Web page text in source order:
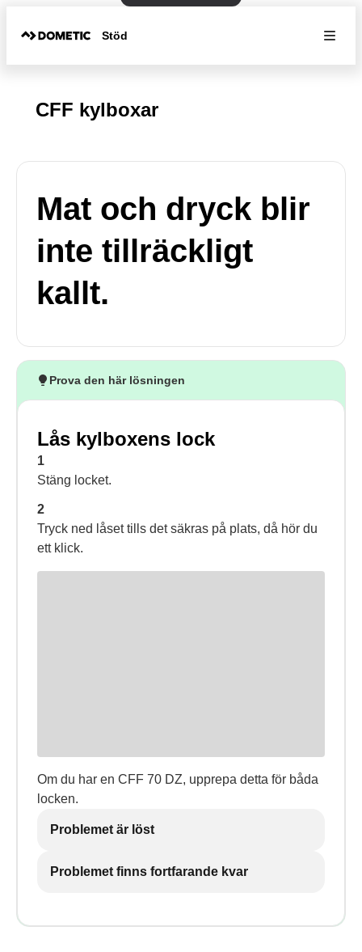
Stöd
CFF kylboxar
Mat och dryck blir
inte tillräckligt
kallt.
Prova den här lösningen
Lås kylboxens lock
1
Stäng locket.
2
Tryck ned låset tills det säkras på plats, då hör du
ett klick.
Om du har en CFF 70 DZ, upprepa detta för båda
locken.
Problemet är löst
Problemet finns fortfarande kvar